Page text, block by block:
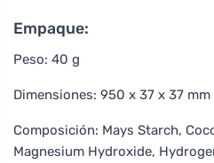
Empaque:
Peso: 40 g
Dimensiones: 950 x 37 x 37 mm
Composición: Mays Starch,
Magnesium Hydroxide,